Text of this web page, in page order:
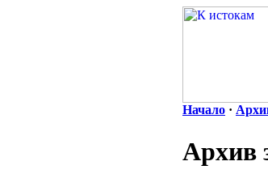
Начало ·
Архив